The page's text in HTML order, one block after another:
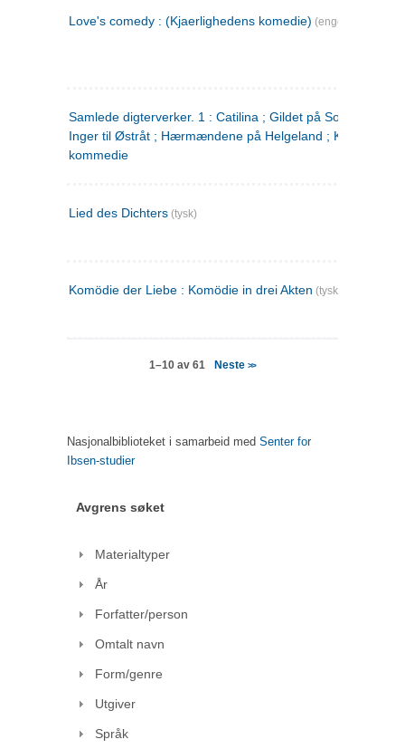
Love's comedy : (Kjaerlighedens komedie) (engelsk)
Samlede digterverker. 1 : Catilina ; Gildet på Solhaug ; Fru
Inger til Østråt ; Hærmændene på Helgeland ;
kommedie
Lied des Dichters (tysk)
Komödie der Liebe : Komödie in drei Akten (tysk)
1–10 av 61 Neste>>
Nasjonalbiblioteket i samarbeid med Senter for
Ibsen-studier
Avgrens søket
Materialtyper
År
Forfatter/person
Omtalt navn
Form/genre
Utgiver
Språk